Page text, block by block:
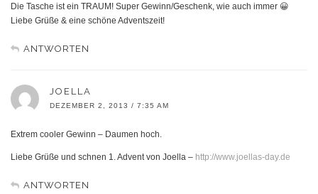
Die Tasche ist ein TRAUM! Super Gewinn/Geschenk, wie auch immer 😀
Liebe Grüße & eine schöne Adventszeit!
ANTWORTEN
JOELLA
DEZEMBER 2, 2013 / 7:35 AM
Extrem cooler Gewinn – Daumen hoch.
Liebe Grüße und schnen 1. Advent von Joella – http://www.joellas-day.de
ANTWORTEN